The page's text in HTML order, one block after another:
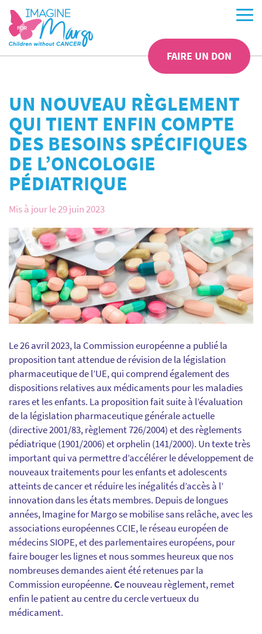
FAIRE UN DON
UN NOUVEAU RÈGLEMENT
QUI TIENT ENFIN COMPTE
DES BESOINS SPÉCIFIQUES
DE L’ONCOLOGIE
PÉDIATRIQUE
Mis à jour le 29 juin 2023
Le 26 avril 2023, la Commission européenne a publié la
proposition tant attendue de révision de la législation
pharmaceutique de l’UE, qui comprend également des
dispositions relatives aux médicaments pour les maladies
rares et les enfants. La proposition fait suite à l’évaluation
de la législation pharmaceutique générale actuelle
(directive 2001/83, règlement 726/2004) et des règlements
pédiatrique (1901/2006) et orphelin (141/2000). Un texte très
important qui va permettre d’accélérer le développement de
nouveaux traitements pour les enfants et adolescents
atteints de cancer et réduire les inégalités d’accès à l’
innovation dans les états membres. Depuis de longues
années, Imagine for Margo se mobilise sans relâche, avec les
associations européennes CCIE, le réseau européen de
médecins SIOPE, et des parlementaires européens, pour
faire bouger les lignes et nous sommes heureux que nos
nombreuses demandes aient été retenues par la
Commission européenne.Ce nouveau règlement, remet
enfin le patient au centre du cercle vertueux du
médicament.